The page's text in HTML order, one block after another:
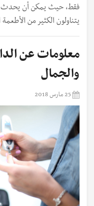
فقط، حيث يمكن أن يحدث
يتناولون الكثير من الأطعمة
معلومات عن
والجمال
25 مارس 2018